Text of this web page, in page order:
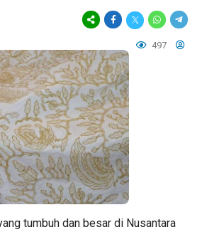
497
tumbuh dan besar di Nusantara